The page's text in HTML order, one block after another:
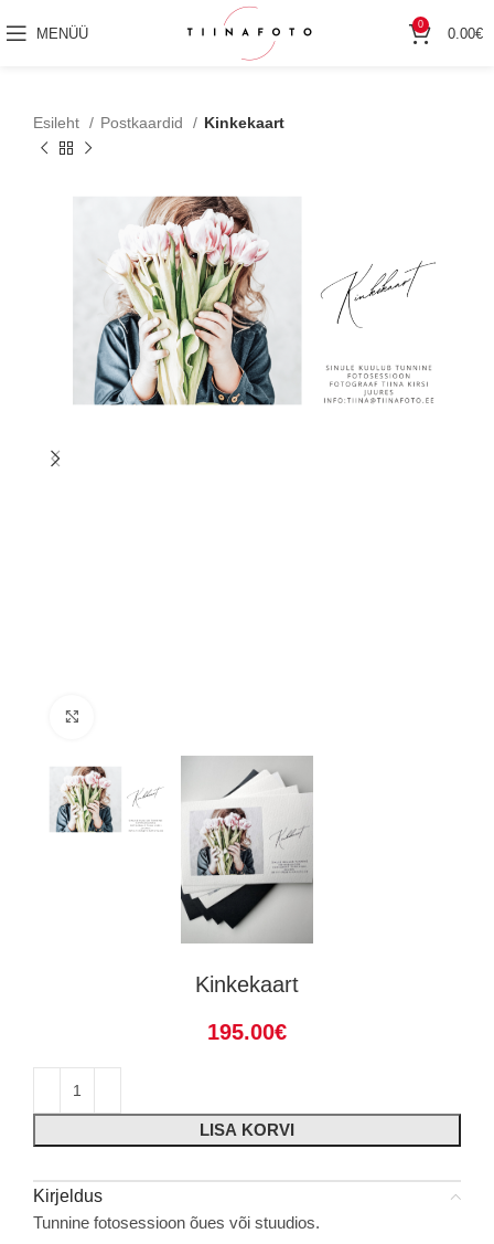
MENÜÜ
0
0.00€
Esileht Postkaardid Kinkekaart
Kinkekaart
195.00€
LISA KORVI
Kirjeldus
Tunnine fotosessioon õues või stuudios.